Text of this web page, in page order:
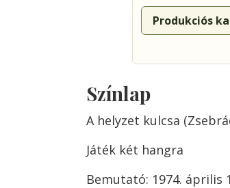
Produkciós
Színlap
A helyzet kulcsa
Játék két hangra
Bemutató: 1974. április